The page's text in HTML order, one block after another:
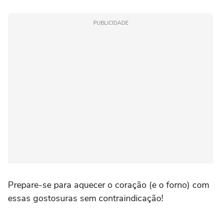
PUBLICIDADE
Prepare-se para aquecer o coração (e o forno) com
essas gostosuras sem contraindicação!